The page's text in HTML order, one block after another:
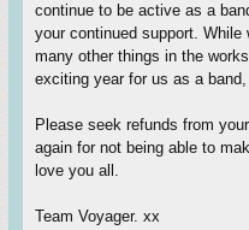
continue to be active as a
your continued support. While
many other things in the
exciting year for us as a
Please seek refunds from
again for not being able to
love you all.
Team Voyager. xx